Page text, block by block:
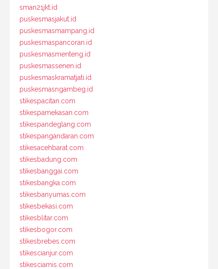
sman21jkt.id
puskesmasjakut.id
puskesmasmampang.id
puskesmaspancoran.id
puskesmasmenteng.id
puskesmassenen.id
puskesmaskramatjati.id
puskesmasngambeg.id
stikespacitan.com
stikespamekasan.com
stikespandeglang.com
stikespangandaran.com
stikesacehbarat.com
stikesbadung.com
stikesbanggai.com
stikesbangka.com
stikesbanyumas.com
stikesbekasi.com
stikesblitar.com
stikesbogor.com
stikesbrebes.com
stikescianjur.com
stikesciamis.com